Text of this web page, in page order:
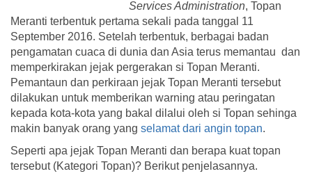
Services Administration, Topan
Meranti terbentuk pertama sekali pada tanggal 11
September 2016. Setelah terbentuk, berbagai badan
pengamatan cuaca di dunia dan Asia terus memantau dan
memperkirakan jejak pergerakan si Topan Meranti.
Pemantaun dan perkiraan jejak Topan Meranti tersebut
dilakukan untuk memberikan warning atau peringatan
kepada kota-kota yang bakal dilalui oleh si Topan sehinga
makin banyak orang yang selamat dari angin topan.
Seperti apa jejak Topan Meranti dan berapa kuat topan
tersebut (Kategori Topan)? Berikut penjelasannya.